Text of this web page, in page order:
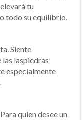
tu
todo su equilibrio.
Siente
laspiedras
especialmente
quien desee un